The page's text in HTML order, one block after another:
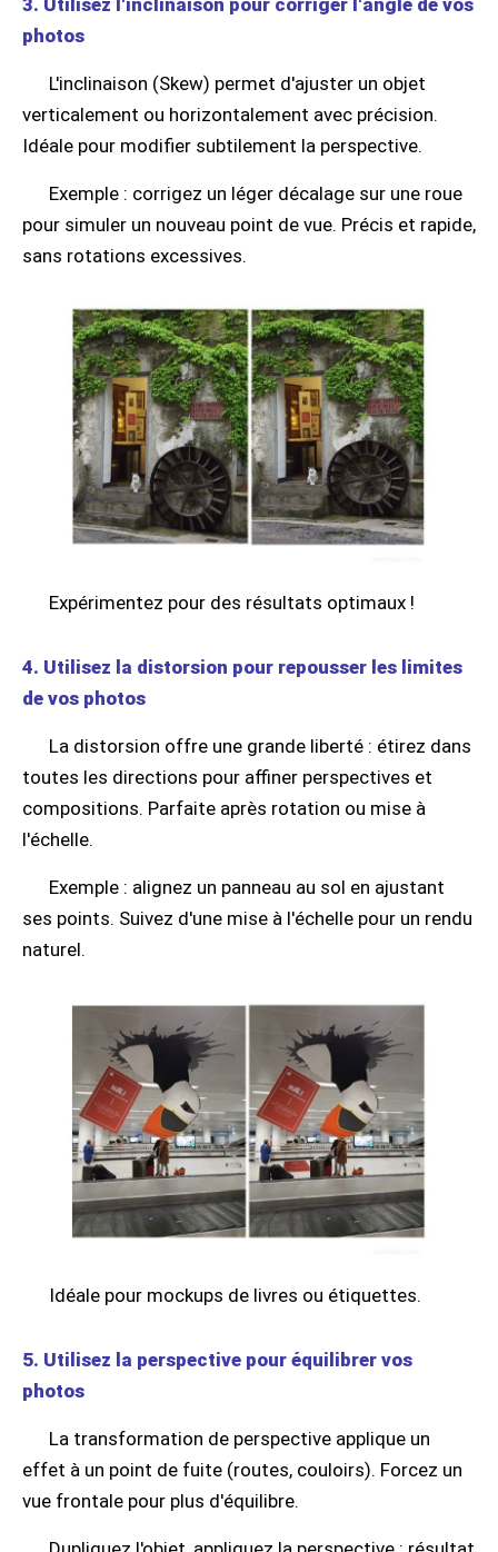
3. Utilisez l'inclinaison pour corriger l'angle de vos
photos
L'inclinaison (Skew) permet d'ajuster un objet
verticalement ou horizontalement avec précision.
Idéale pour modifier subtilement la perspective.
Exemple : corrigez un léger décalage sur une roue
pour simuler un nouveau point de vue. Précis et rapide,
sans rotations excessives.
Expérimentez pour des résultats optimaux !
4. Utilisez la distorsion pour repousser les limites
de vos photos
La distorsion offre une grande liberté : étirez dans
toutes les directions pour affiner perspectives et
compositions. Parfaite après rotation ou mise à
l'échelle.
Exemple : alignez un panneau au sol en ajustant
ses points. Suivez d'une mise à l'échelle pour un rendu
naturel.
Idéale pour mockups de livres ou étiquettes.
5. Utilisez la perspective pour équilibrer vos
photos
La transformation de perspective applique un
effet à un point de fuite (routes, couloirs). Forcez un
vue frontale pour plus d'équilibre.